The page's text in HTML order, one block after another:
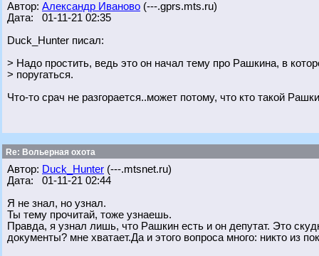
Автор: Александр Иваново (---.gprs.mts.ru)
Дата: 01-11-21 02:35
Duck_Hunter писал:
> Надо простить, ведь это он начал тему про Рашкина, в
> поругаться.
Что-то срач не разгорается..может потому, что кто такой
Re: Вольерная охота
Автор: Duck_Hunter (---.mtsnet.ru)
Дата: 01-11-21 02:44
Я не знал, но узнал.
Ты тему прочитай, тоже узнаешь.
Правда, я узнал лишь, что Рашкин есть и он депутат. Это
документы? мне хватает.Да и этого вопроса много: никто из